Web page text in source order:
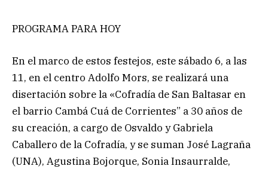
PROGRAMA PARA HOY
En el marco de estos festejos, este sábado 6, a las
11, en el centro Adolfo Mors, se realizará una
disertación sobre la «Cofradía de San Baltasar en
el barrio Cambá Cuá de Corrientes” a 30 años de
su creación, a cargo de Osvaldo y Gabriela
Caballero de la Cofradía, y se suman José Lagraña
(UNA), Agustina Bojorque, Sonia Insaurralde,